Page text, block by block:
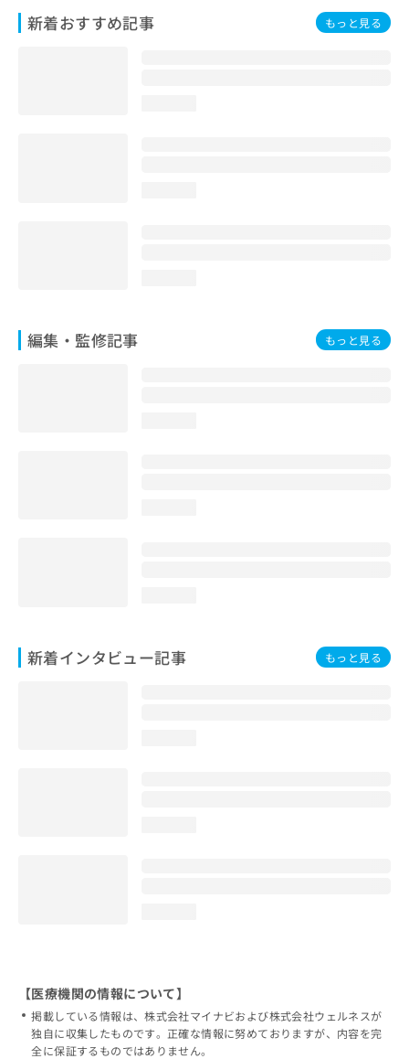
新着おすすめ記事 もっと見る
編集・監修記事 もっと見る
新着インタビュー記事 もっと見る
お
問
【医療機関の情報について】
掲載している情報は、株式会社マイナビおよび株式会社ウェルネスが
独自に収集したものです。正確な情報に努めておりますが、内容を完
全に保証するものではありません。